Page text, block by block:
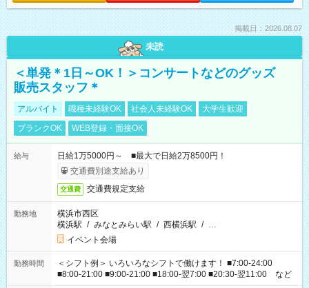
掲載日：2026.08.07
未読
＜単発＊1日～OK！＞コンサートなどのグッズ
販売スタッフ＊
アルバイト 職種未経験OK 社会人未経験OK
大学生歓迎
ブランクOK
WEB登録・面接OK
給与
日給1万5000円～ ■最大で日給2万8500円！
交通費別途支給あり
交通費 交通費規定支給
勤務地
横浜市西区
横浜駅 / みなとみらい駅 / 西横浜駅 / …
イベント会場
勤務時間
＜シフト例＞ いろいろなシフトで働けます！ ■7:00-24:00
■8:00-21:00 ■9:00-21:00 ■18:00-翌7:00 ■20:30-翌11:00 など